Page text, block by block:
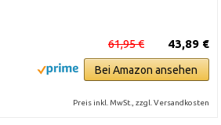
43,89 €
61,95 €
Bei Amazon ansehen
Preis inkl. MwSt., zzgl. Versandkosten